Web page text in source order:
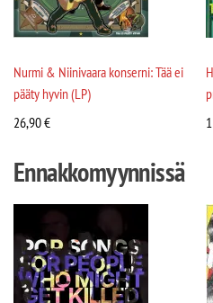
Nurmi & Niinivaara konserni: Tää ei
pääty hyvin (LP)
26,90€
Ennakkomyynnissä